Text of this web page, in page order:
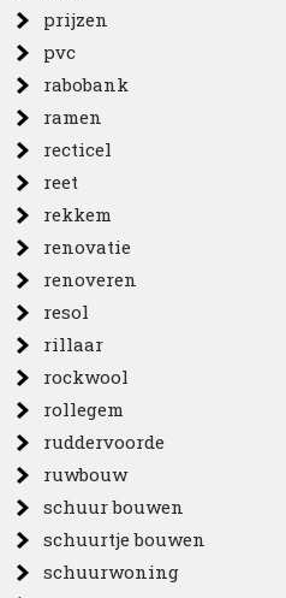
prijzen
pvc
rabobank
ramen
recticel
reet
rekkem
renovatie
renoveren
resol
rillaar
rockwool
rollegem
ruddervoorde
ruwbouw
schuur bouwen
schuurtje bouwen
schuurwoning